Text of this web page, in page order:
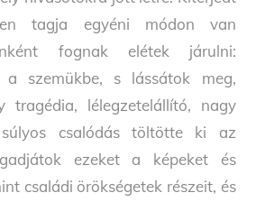
tagja egyéni módon van
fognak elétek járulni:
a szemükbe, s lássátok meg,
tragédia, lélegzetelállító, nagy
csalódás töltötte ki az
ezeket a képeket és
családi örökségetek részeit, és